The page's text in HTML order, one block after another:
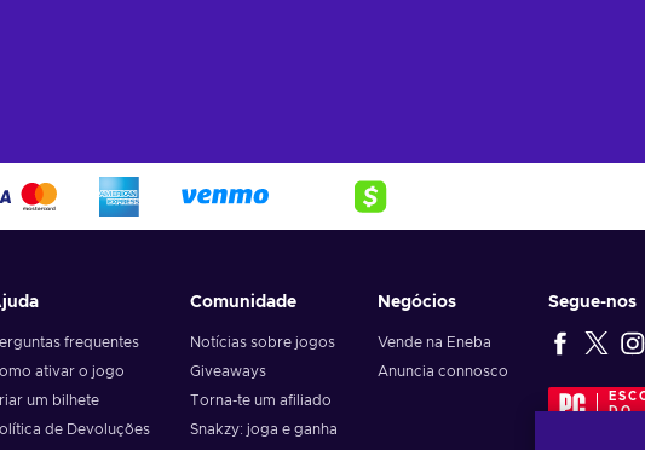
frequentes
ativar o jogo
um bilhete
de Devoluções
Comunidade
Notícias sobre jogos
Giveaways
Torna-te um afiliado
Snakzy: joga e ganha
Negócios
Vende na Eneba
Anuncia connosco
Segue-nos
DO